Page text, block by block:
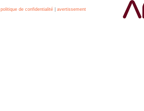
politique de confidentialité avertissement